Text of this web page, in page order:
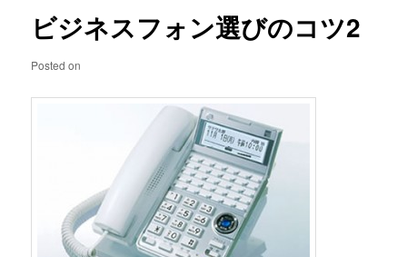
ビジネスフォン選びのコツ2
Posted on